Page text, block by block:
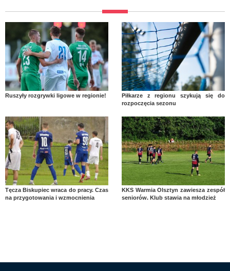
Ruszyły rozgrywki ligowe w regionie!
Piłkarze z regionu szykują się do
rozpoczęcia sezonu
Tęcza Biskupiec wraca do pracy. Czas
na przygotowania i wzmocnienia
KKS Warmia Olsztyn zawiesza zespół
seniorów. Klub stawia na młodzież